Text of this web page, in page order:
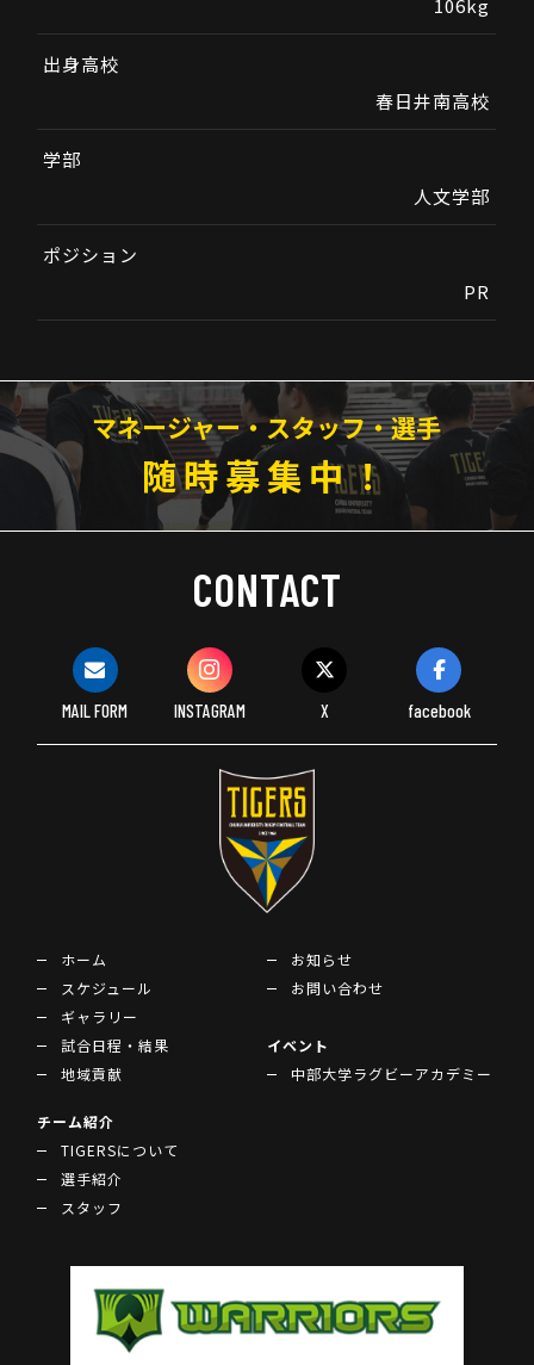
106kg
出身高校
春日井南高校
学部
人文学部
ポジション
PR
マネージャー・スタッフ・選手
随時募集中！
CONTACT
MAIL FORM INSTAGRAM X facebook
ホーム
スケジュール
ギャラリー
試合日程・結果
地域貢献
お知らせ
お問い合わせ
イベント
中部大学ラグビーアカデミー
チーム紹介
TIGERSについて
選手紹介
スタッフ